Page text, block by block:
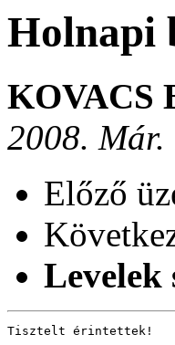
Holnapi
KOVACS
2008.
Előző
Levelek
Tisztelt érintettek!